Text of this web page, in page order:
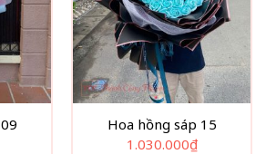
Hoa hồng sáp 15
1.030.000₫